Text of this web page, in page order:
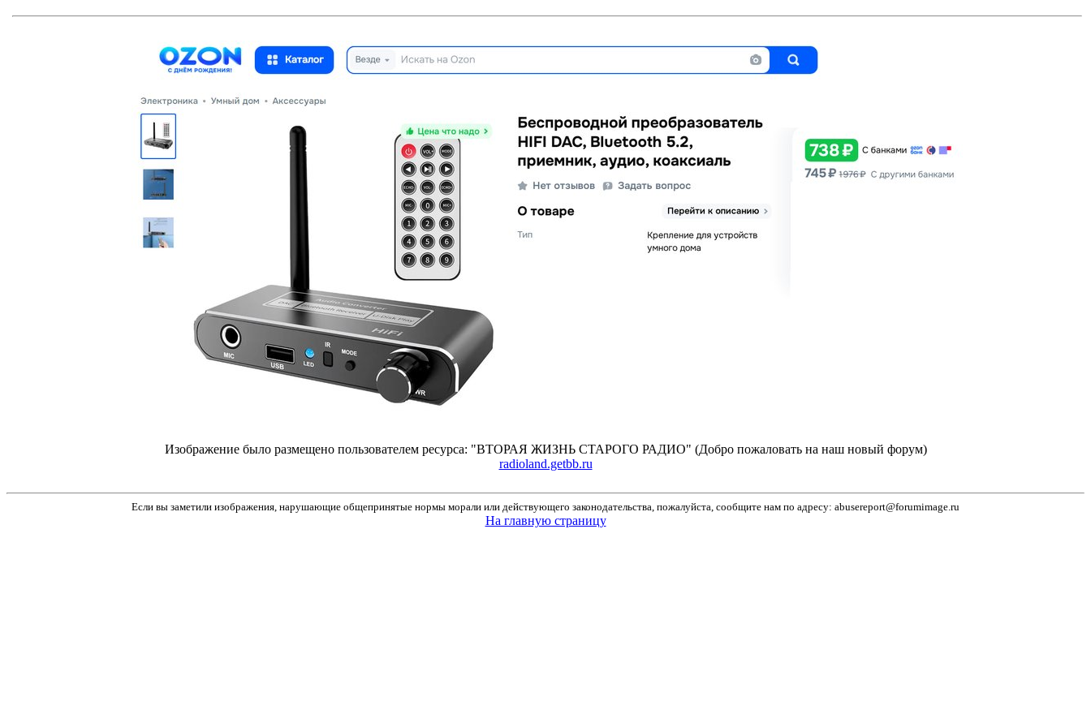
Изображение было размещено пользователем ресурса: "ВТОРАЯ ЖИЗНЬ СТАРОГО РАДИО" (Добро пожаловать на наш новый форум)
radioland.getbb.ru
Если вы заметили изображения, нарушающие общепринятые нормы морали или действующего законодательства, пожалуйста, сообщите нам по адресу: abusereport@forumimage.ru
На главную страницу